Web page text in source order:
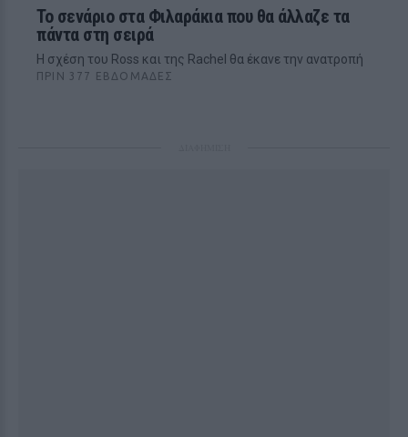
Το σενάριο στα Φιλαράκια που θα άλλαζε τα
πάντα στη σειρά
Η σχέση του Ross και της Rachel θα έκανε την ανατροπή
ΠΡΙΝ 377 ΕΒΔΟΜΆΔΕΣ